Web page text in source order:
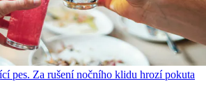
pes. Za rušení nočního klidu hrozí pokuta